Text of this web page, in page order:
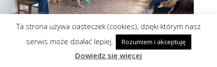
Ta strona używa ciasteczek (cookies), dzięki którym nasz
serwis może działać lepiej.
Rozumiem i akceptuję
Dowiedz się więcej